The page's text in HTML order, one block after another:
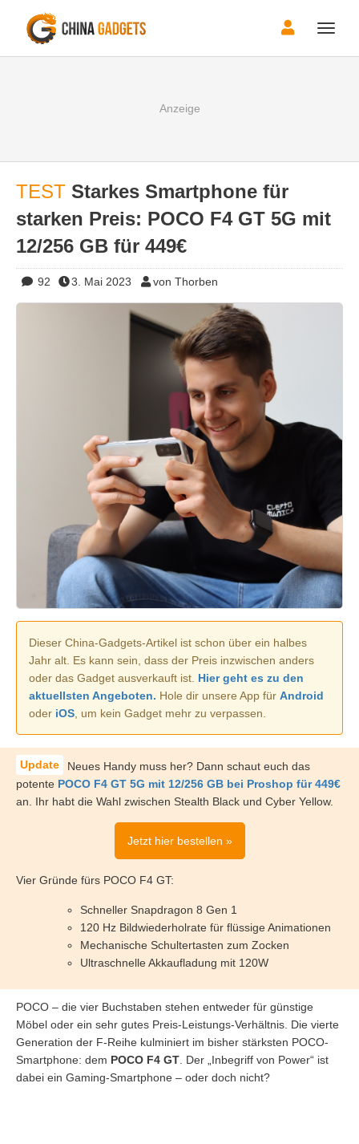
Toggle
TEST Starkes Smartphone für
starken Preis: POCO F4 GT 5G mit
12/256 GB für 449€
92 3. Mai 2023 von Thorben
Dieser China-Gadgets-Artikel ist schon über ein halbes
Jahr alt. Es kann sein, dass der Preis inzwischen anders
oder das Gadget ausverkauft ist. Hier geht es zu den
aktuellsten Angeboten. Hole dir unsere App für Android
oder iOS, um kein Gadget mehr zu verpassen.
Neues Handy muss her? Dann schaut euch das
potente POCO F4 GT 5G mit 12/256 GB bei Proshop für 449€
an. Ihr habt die Wahl zwischen Stealth Black und Cyber Yellow.
Jetzt hier bestellen »
Vier Gründe fürs POCO F4 GT:
Schneller Snapdragon 8 Gen 1
120 Hz Bildwiederholrate für flüssige Animationen
Mechanische Schultertasten zum Zocken
Ultraschnelle Akkaufladung mit 120W
POCO – die vier Buchstaben stehen entweder für günstige
Möbel oder ein sehr gutes Preis-Leistungs-Verhältnis. Die vierte
Generation der F-Reihe kulminiert im bisher stärksten POCO-
Smartphone: dem POCO F4 GT. Der „Inbegriff von Power“ ist
dabei ein Gaming-Smartphone – oder doch nicht?